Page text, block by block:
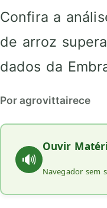
Confira a
de arroz
dados da
Por agrovittairece
🔊
Ouvir
Navegador sem